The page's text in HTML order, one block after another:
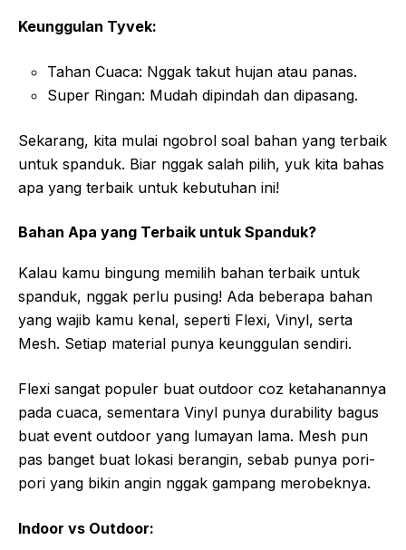
Keunggulan Tyvek:
Tahan Cuaca: Nggak takut hujan atau panas.
Super Ringan: Mudah dipindah dan dipasang.
Sekarang, kita mulai ngobrol soal bahan yang terbaik
untuk spanduk. Biar nggak salah pilih, yuk kita bahas
apa yang terbaik untuk kebutuhan ini!
Bahan Apa yang Terbaik untuk Spanduk?
Kalau kamu bingung memilih bahan terbaik untuk
spanduk, nggak perlu pusing! Ada beberapa bahan
yang wajib kamu kenal, seperti Flexi, Vinyl, serta
Mesh. Setiap material punya keunggulan sendiri.
Flexi sangat populer buat outdoor coz ketahanannya
pada cuaca, sementara Vinyl punya durability bagus
buat event outdoor yang lumayan lama. Mesh pun
pas banget buat lokasi berangin, sebab punya pori-
pori yang bikin angin nggak gampang merobeknya.
Indoor vs Outdoor: